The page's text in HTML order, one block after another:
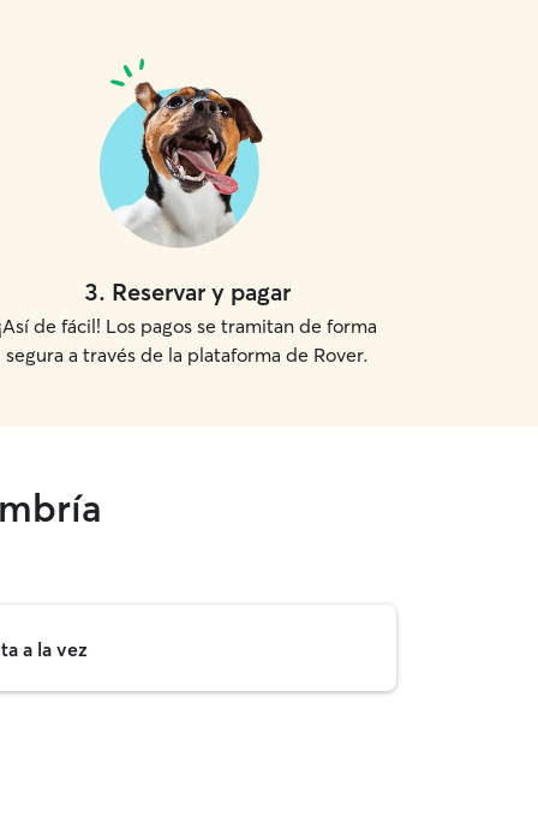
3. Reservar y pagar
de fácil! Los pagos se tramitan de forma
segura a través de la plataforma de Rover.
a la vez